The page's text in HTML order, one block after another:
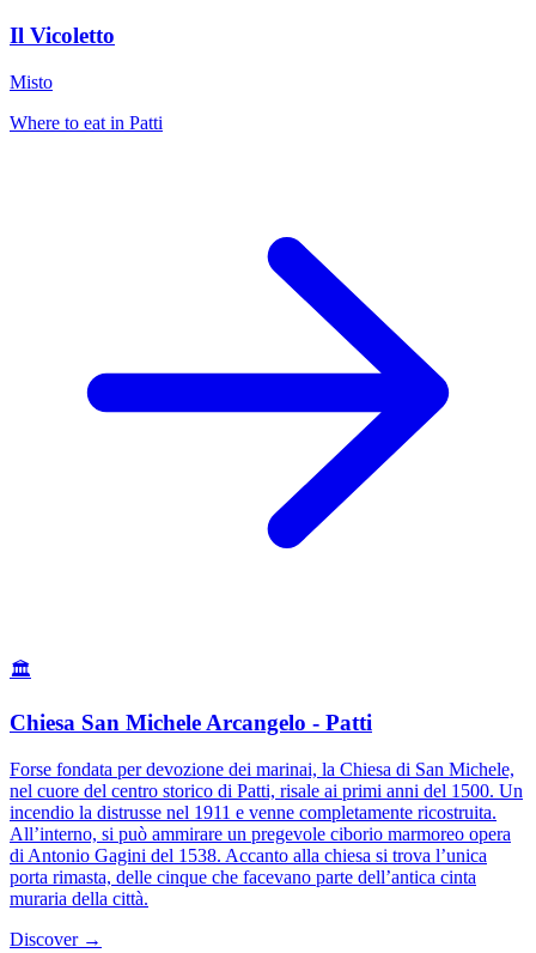
Il Vicoletto
Misto
Where to eat in Patti
🏛️
Chiesa San Michele Arcangelo - Patti
Forse fondata per devozione dei marinai, la Chiesa di San Michele,
nel cuore del centro storico di Patti, risale ai primi anni del 1500. Un
incendio la distrusse nel 1911 e venne completamente ricostruita.
All’interno, si può ammirare un pregevole ciborio marmoreo opera
di Antonio Gagini del 1538. Accanto alla chiesa si trova l’unica
porta rimasta, delle cinque che facevano parte dell’antica cinta
muraria della città.
Discover →